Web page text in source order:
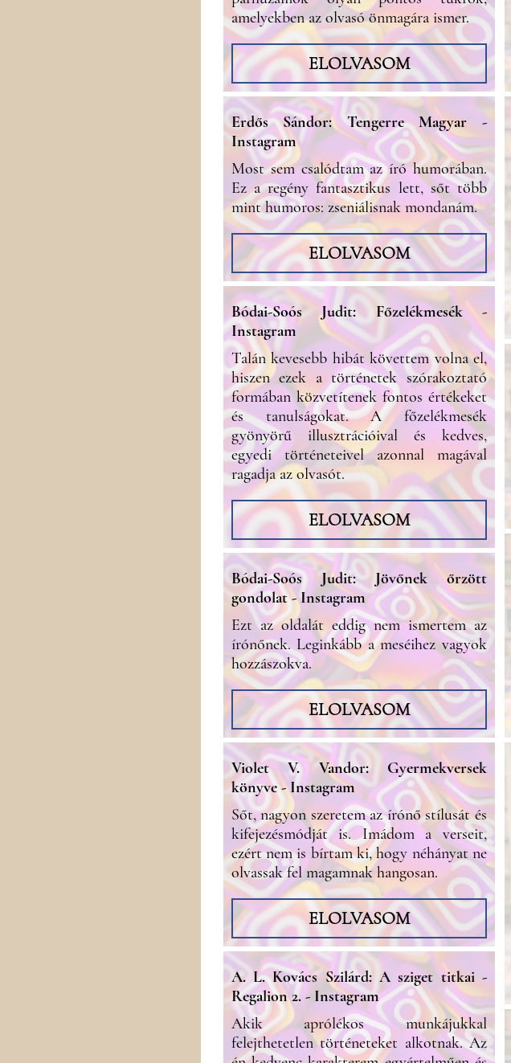
amelyekben az olvasó önmagára ismer.
ELOLVASOM
Erdős Sándor: Tengerre Magyar -
Instagram
Most sem csalódtam az író humorában.
Ez a regény fantasztikus lett, sőt több
mint humoros: zseniálisnak mondanám.
ELOLVASOM
Bódai-Soós Judit: Főzelékmesék -
Instagram
Talán kevesebb hibát követtem volna el,
hiszen ezek a történetek szórakoztató
formában közvetítenek fontos értékeket
és tanulságokat. A főzelékmesék
gyönyörű illusztrációival és kedves,
egyedi történeteivel azonnal magával
ragadja az olvasót.
ELOLVASOM
Bódai-Soós Judit: Jövőnek őrzött
gondolat - Instagram
Ezt az oldalát eddig nem ismertem az
írónőnek. Leginkább a meséihez vagyok
hozzászokva.
ELOLVASOM
Violet V. Vandor: Gyermekversek
könyve - Instagram
Sőt, nagyon szeretem az írónő stílusát és
kifejezésmódját is. Imádom a verseit,
ezért nem is bírtam ki, hogy néhányat ne
olvassak fel magamnak hangosan.
ELOLVASOM
A. L. Kovács Szilárd: A sziget titkai -
Regalion 2. - Instagram
Akik aprólékos munkájukkal
felejthetetlen történeteket alkotnak. Az